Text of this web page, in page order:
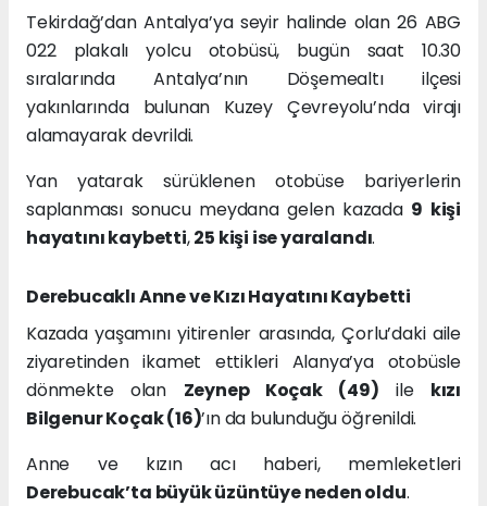
Tekirdağ’dan Antalya’ya seyir halinde olan 26 ABG
022 plakalı yolcu otobüsü, bugün saat 10.30
sıralarında Antalya’nın Döşemealtı ilçesi
yakınlarında bulunan Kuzey Çevreyolu’nda virajı
alamayarak devrildi.
Yan yatarak sürüklenen otobüse bariyerlerin
saplanması sonucu meydana gelen kazada 9 kişi
hayatını kaybetti,25 kişi ise yaralandı.
Derebucaklı Anne ve Kızı Hayatını Kaybetti
Kazada yaşamını yitirenler arasında, Çorlu’daki aile
ziyaretinden ikamet ettikleri Alanya’ya otobüsle
dönmekte olan Zeynep Koçak (49) ile kızı
Bilgenur Koçak (16)’ın da bulunduğu öğrenildi.
Anne ve kızın acı haberi, memleketleri
Derebucak’ta büyük üzüntüye neden oldu.